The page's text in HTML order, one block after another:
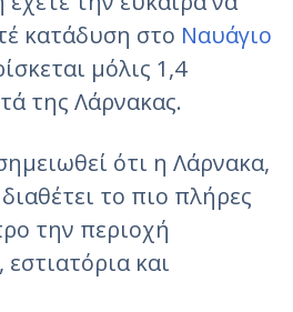
κατάδυση στο Ναυάγιο
μόλις 1,4
της Λάρνακας.
ότι η Λάρνακα,
το πιο πλήρες
την περιοχή
και